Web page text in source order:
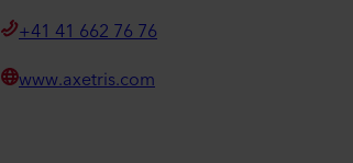
+41 41 662 76 76
www.axetris.com